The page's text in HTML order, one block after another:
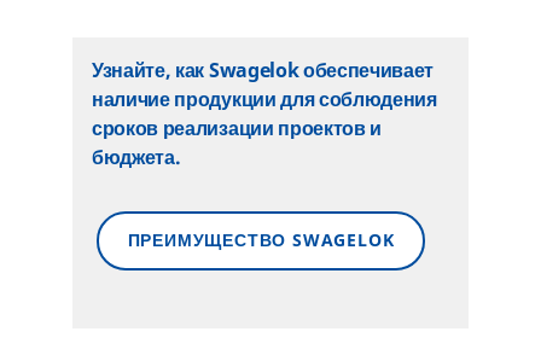
Узнайте, как Swagelok обеспечивает
наличие продукции для соблюдения
сроков реализации проектов и
бюджета.
ПРЕИМУЩЕСТВО SWAGELOK